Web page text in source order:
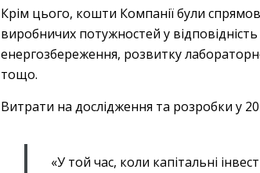
Крім цього, кошти Компанії були
виробничих потужностей у
енергозбереження, розвитку
тощо.
Витрати на дослідження та розробки у
«У той час, коли капітальні